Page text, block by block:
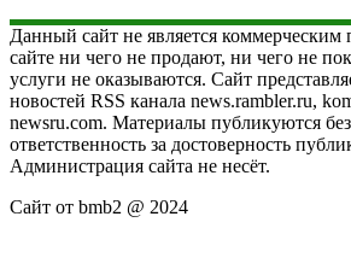
Данный сайт не является коммерческим
сайте ни чего не продают, ни чего не
услуги не оказываются. Сайт
новостей RSS канала news.rambler.ru,
newsru.com. Материалы публикуются
ответственность за достоверность
Администрация сайта не несёт.
Сайт от bmb2 @ 2024